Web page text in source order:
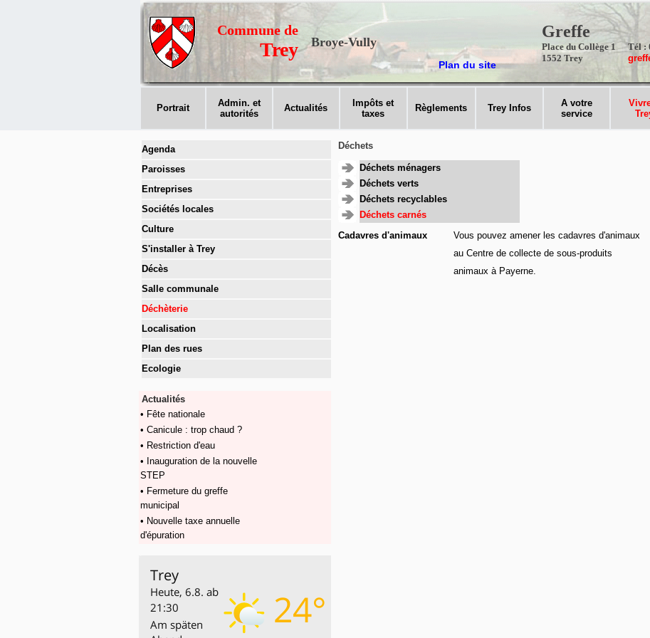
Commune de
Broye-Vully
Trey
Plan du site
Greffe
Place du Collège 1
1552 Trey
Tél :
Portrait
Admin. et
autorités
Actualités
Impôts et
taxes
Règlements Trey Infos
A votre
service
Agenda
Paroisses
Entreprises
Sociétés locales
Culture
S'installer à Trey
Décès
Salle communale
Déchèterie
Localisation
Plan des rues
Ecologie
Actualités
• Fête nationale
• Canicule : trop chaud ?
• Restriction d'eau
• Inauguration de la nouvelle
STEP
• Fermeture du greffe
municipal
• Nouvelle taxe annuelle
d'épuration
Déchets
Déchets ménagers
Déchets verts
Déchets recyclables
Déchets carnés
Cadavres d'animaux
Vous pouvez amener les cadavres d'animaux
au Centre de collecte de sous-produits
animaux à Payerne.